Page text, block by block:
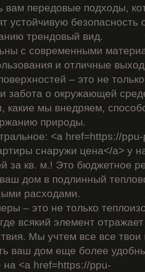
вам передовые подходы,
устойчивую безопасность
трендовый вид.
с современными
и отличные
– это не
забота о окружающей
какие мы внедряем,
природы.
<a href=https://
снаружи цена</a> у
за кв. м.! Это бюджетное
дом в подлинный
расходами.
– это не только
всякий элемент
Мы учтем все все
ваш дом еще более
<a href=https://ppu-